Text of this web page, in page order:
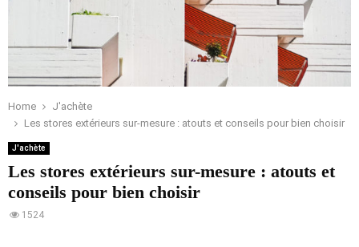
Home
J'achète
Les stores extérieurs sur-mesure : atouts et conseils pour bien choisir
J'achète
Les stores extérieurs sur-mesure : atouts et
conseils pour bien choisir
1524